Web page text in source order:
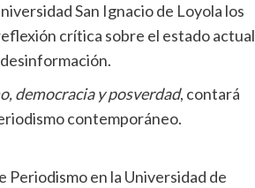
San Ignacio de Loyola los
crítica sobre el estado actual
democracia y posverdad, contará
contemporáneo.
Periodismo en la Universidad de